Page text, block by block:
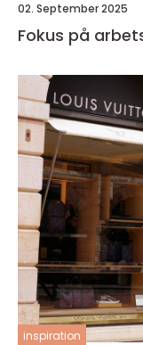
02. September 2025
Fokus på
inspiration